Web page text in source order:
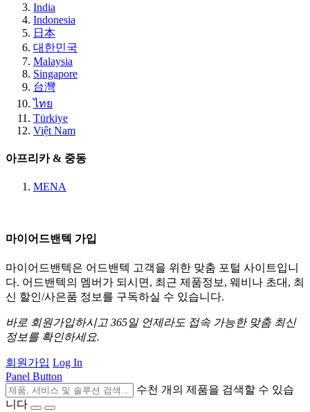
India
Indonesia
日本
대한민국
Malaysia
Singapore
台灣
ไทย
Türkiye
Việt Nam
아프리카 & 중동
MENA
마이어드밴텍 가입
마이어드밴텍은 어드밴텍 고객을 위한 맞춤 포털 사이트입니
다. 어드밴텍의 멤버가 되시면, 최근 제품정보, 웨비나 초대, 최
신 할인/사은품 정보를 구독하실 수 있습니다.
바로 회원가입하시고 365일 언제라도 접속 가능한 맞춤 최신
정보를 확인하세요.
회원가입 Log In
Panel Button
수천 개의 제품을 검색할 수 있습
니다